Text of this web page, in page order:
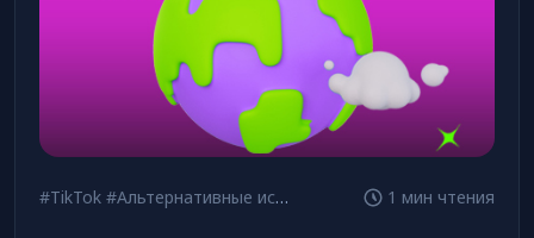
#TikTok #Альтернативные источники трафика #Для
1 мин чтения